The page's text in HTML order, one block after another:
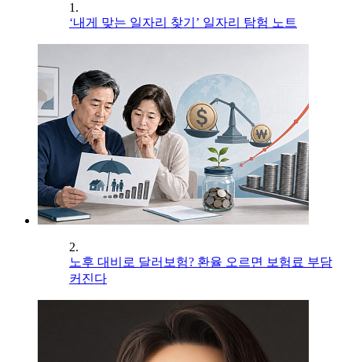
1.
‘내게 맞는 일자리 찾기’ 일자리 탐험 노트
2.
노후 대비로 달러보험? 환율 오르면 보험료 부담
커진다